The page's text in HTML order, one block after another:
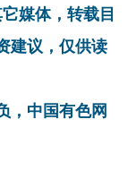
媒体，转载目
建议，仅供读
，中国有色网